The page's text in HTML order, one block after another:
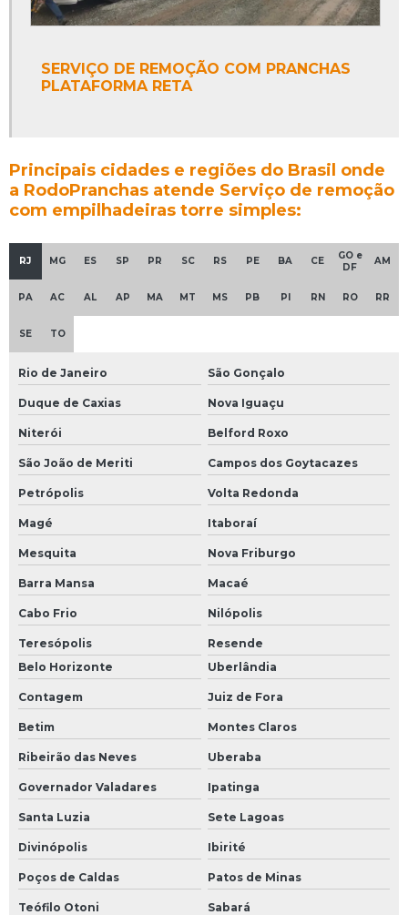
SERVIÇO DE REMOÇÃO COM PRANCHAS
PLATAFORMA RETA
Principais cidades e regiões do Brasil onde
a RodoPranchas atende Serviço de remoção
com empilhadeiras torre simples:
RJ MG ES SP PR SC RS PE BA CE
GO e
DF
AM
PA AC AL AP MA MT MS PB PI RN RO RR
SE TO
Rio de Janeiro São Gonçalo
Duque de Caxias Nova Iguaçu
Niterói Belford Roxo
São João de Meriti Campos dos Goytacazes
Petrópolis Volta Redonda
Magé Itaboraí
Mesquita Nova Friburgo
Barra Mansa Macaé
Cabo Frio Nilópolis
Teresópolis
Resende
Belo Horizonte
Uberlândia
Contagem Juiz de Fora
Betim Montes Claros
Ribeirão das Neves Uberaba
Governador Valadares Ipatinga
Santa Luzia Sete Lagoas
Divinópolis Ibirité
Poços de Caldas Patos de Minas
Teófilo Otoni Sabará